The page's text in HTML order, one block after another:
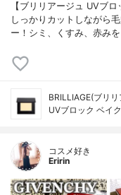
【ブリリアージュ UVブ
しっかりカットしながら
ー！シミ、くすみ、赤み
BRILLIAGE(ブリ
UVブロック ベイ
コスメ好き
Eririn